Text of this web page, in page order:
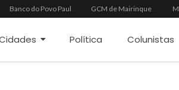
Política Colunistas